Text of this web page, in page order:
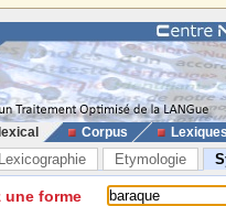
Corpus
Lexicographie Etymologie
une forme